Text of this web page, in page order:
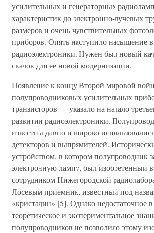
усилительных и генераторных
характеристик до электронно-лучевых
размеров и очень чувствительных
приборов. Опять наступило насыщение в
радиоэлектроники. Нужен был новый
скачок для ее новой модернизации.
Появление к концу Второй мировой
полупроводниковых усилительных
транзисторов — указало на начало
развитии радиоэлектроники.
известны давно и широко
детекторов и выпрямителей.
устройством, в котором полупроводник
электронную лампу, был изобретенный
сотрудником Нижегородской
Лосевым приемник, известный под
«кристадин» [5]. Однако недостаточное
теоретическое и экспериментальное
полупроводников не позволило этому